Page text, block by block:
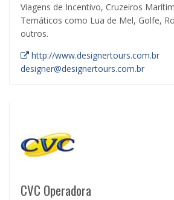
Viagens de Incentivo, Cruzeiros
Temáticos como Lua de Mel, Golfe,
outros.
http://www.designertours.com.br
designer@designertours.com.br
CVC Operadora